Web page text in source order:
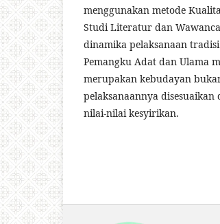
menggunakan metode
Studi Literatur dan
dinamika pelaksanaan
Pemangku Adat dan Ulama
merupakan kebudayan
pelaksanaannya
nilai-nilai kesyirikan.